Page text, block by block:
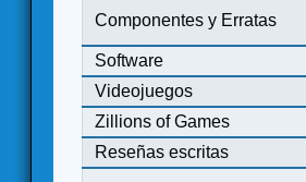
Componentes y Erratas
Software
Videojuegos
Zillions of Games
Reseñas escritas